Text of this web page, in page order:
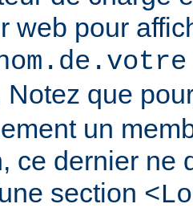
web pour
Notez que
un
ce dernier ne
section